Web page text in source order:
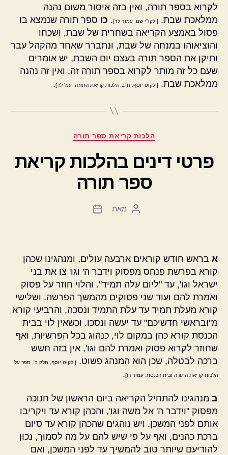
לקרוא בספר תורה, ואין בזה איסור משום נהנה
ממלאכת שבת.
[ילקו"י שם, עמוד לד]. כו ספר תורה שנמצא בו
פסול באמצע הקריאה בשחרית של שבת, ושכחו
והוציאוהו במנחה של שבת, ונתברר שאחד מהקהל עבר
ותיקן את הספר תורה בעצם יום השבת, יש אומרים
שעם כל זה מותר לקרוא בספר תורה זה, ואין זה נהנה
ממלאכת שבת.
[ילקוט יוסף, ח"ב, הלכות קריאת התורה, עמ' לד].
קטגוריות
הלכות קריאת ספר תורה
פרטי דינים בהלכות קריאת
ספר תורה
המחבר
מאת
תאריך
א בראש חודש קוראים ארבעה עולים, ומנהגינו שכהן
קורא בפרשת פנחס מפסוק וידבר ה' וגו' צו את בני
ישראל וגו', עד "ליום עלה תמיד". והלוי חוזר על פסוק
ואמרת להם ועוד שני פסוקים מהמשך הפרשה. ושלישי
קורא מעלת תמיד עד עלת התמיד ונסכה, והרביעי קורא
מ"ובראשי חדשיכם" עד יעשה ונסכו. וכשאין לוי בבית
הכנסת קורא כהן במקום לוי, כנהוג בכל הפרשיות, ואף
שחוזר לקרוא פסוק ואמרת להם וגו', אין בזה חשש
ברכה לבטלה, שכן הוא המנהג פשוט.
[ילקוט יוסף, חלק ב', ספר על
הלכות קריאת התורה ובית הכנסת, עמוד רו].
ב מנהגינו להתחיל הקריאה ביום הראשון של חנוכה
מפסוק "וידבר ה' אל משה וגו', והכהן קורא עד ויקריבו
אותם לפני המשכן. ויש נוהגים שהכהן קורא עד סיום
ברכת כהנים, ואף על פי שיש להם על מה לסמוך, נכון
להודיעם שיותר טוב להמשיך עד לפני המשכן, ואם